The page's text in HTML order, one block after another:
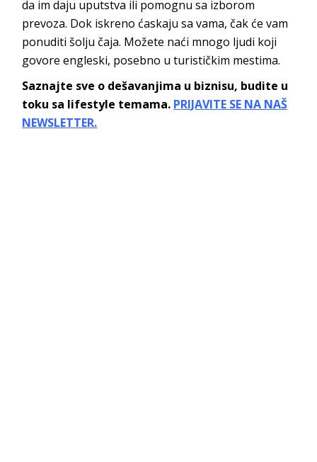
da im daju uputstva ili pomognu sa izborom
prevoza. Dok iskreno ćaskaju sa vama, čak će vam
ponuditi šolju čaja. Možete naći mnogo ljudi koji
govore engleski, posebno u turističkim mestima.
Saznajte sve o dešavanjima u biznisu, budite u
toku sa lifestyle temama. PRIJAVITE SE NA NAŠ
NEWSLETTER.